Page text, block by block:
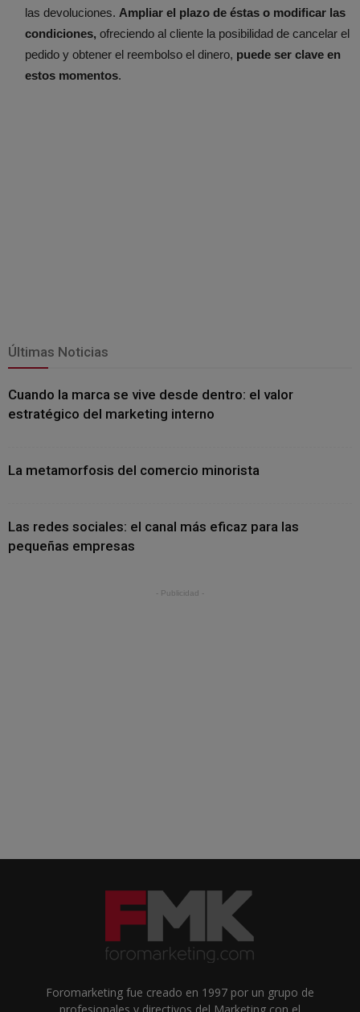
las devoluciones. Ampliar el plazo de éstas o modificar las
condiciones, ofreciendo al cliente la posibilidad de cancelar el
pedido y obtener el reembolso el dinero, puede ser clave en
estos momentos.
Últimas Noticias
Cuando la marca se vive desde dentro: el valor
estratégico del marketing interno
La metamorfosis del comercio minorista
Las redes sociales: el canal más eficaz para las
pequeñas empresas
- Publicidad -
Foromarketing fue creado en 1997 por un grupo de